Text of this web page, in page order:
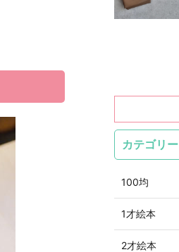
カテゴリー
100均
1才絵本
2才絵本